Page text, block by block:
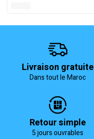
Livraison gratuite
Dans tout le Maroc
Retour simple
5 jours ouvrables